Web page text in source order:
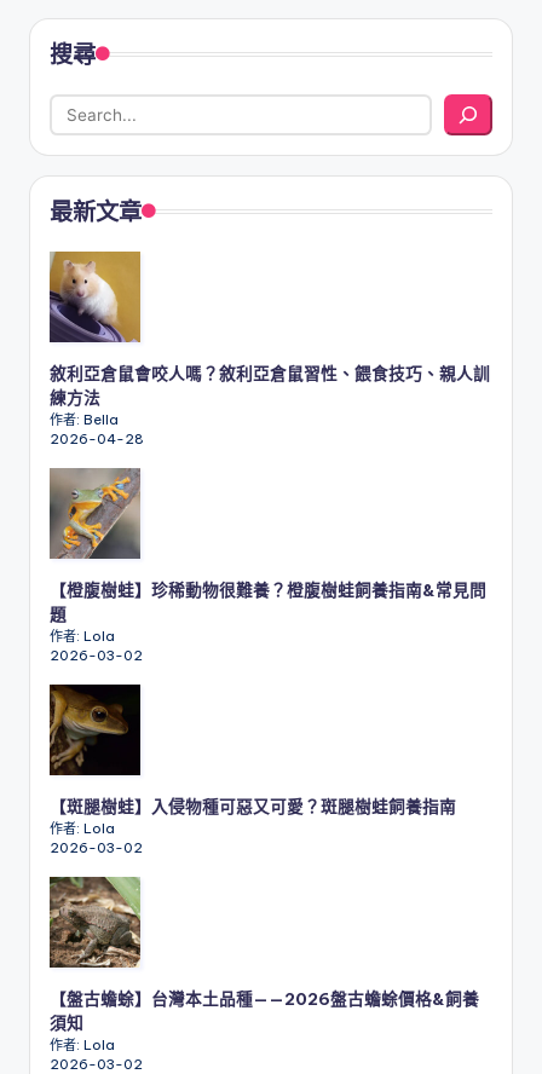
搜尋
最新文章
敘利亞倉鼠會咬人嗎？敘利亞倉鼠習性、餵食技巧、親人訓
練方法
作者: Bella
2026-04-28
【橙腹樹蛙】珍稀動物很難養？橙腹樹蛙飼養指南&常見問
題
作者: Lola
2026-03-02
【斑腿樹蛙】入侵物種可惡又可愛？斑腿樹蛙飼養指南
作者: Lola
2026-03-02
【盤古蟾蜍】台灣本土品種——2026盤古蟾蜍價格&飼養
須知
作者: Lola
2026-03-02